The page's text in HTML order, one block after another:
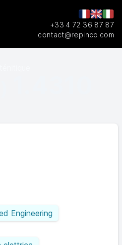
+33 4 72 36 87 87
contact@repinco.com
Engineering